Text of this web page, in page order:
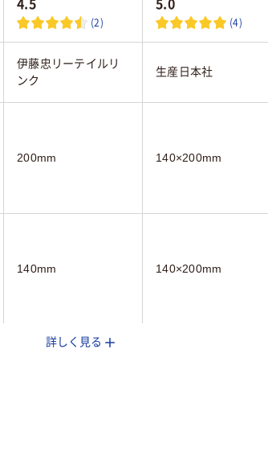
(2) (4)
伊藤忠リーテイルリ
ンク
生産日本社
200mm 140×200mm
140mm 140×200mm
袋入り（吊しひもな
詳しく見る